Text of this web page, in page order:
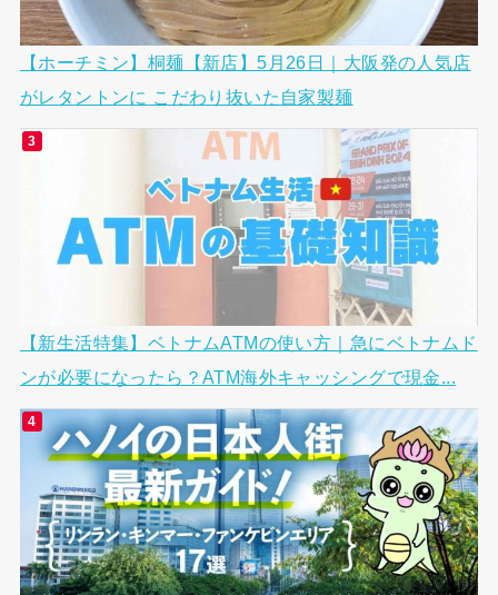
【ホーチミン】桐麺【新店】5月26日｜大阪発の人気店
がレタントンに こだわり抜いた自家製麺
【新生活特集】ベトナムATMの使い方｜急にベトナムド
ンが必要になったら？ATM海外キャッシングで現金...